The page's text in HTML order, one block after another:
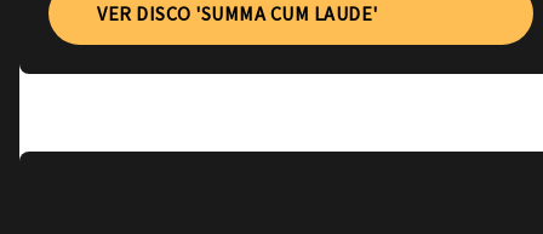
VER DISCO 'SUMMA CUM LAUDE'